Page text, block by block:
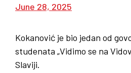
June 28, 2025
Kokanović je bio jedan od
studenata „Vidimo se na
Slaviji.